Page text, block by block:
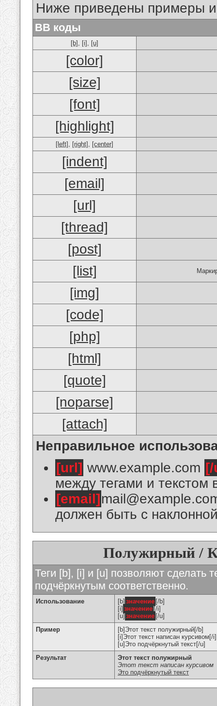
Ниже приведены примеры
BB коды
[b] , [i] , [u]
[color]
[size]
[font]
[highlight]
[left] , [right] , [center]
[indent]
[email]
[url]
[thread]
[post]
[list]
[img]
[code]
[php]
[html]
[quote]
[noparse]
[attach]
Неправильное
[url] www.example.com
между тегами и текстом
[email]
должен быть с
Полужирный /
Теги [b], [i] и [u] позволяют сделать
подчёркнутым соответственно.
Использование [b] значение [/b]
[i] значение [/i]
[u] значение [/u]
Пример
[b]Этот текст полужирный[/b]
[i]Этот текст написан курсивом[/i]
[u]Это подчёркнутый текст[/u]
Результат
Этот текст полужирный
Этот текст написан курсивом
Это подчёркнутый текст